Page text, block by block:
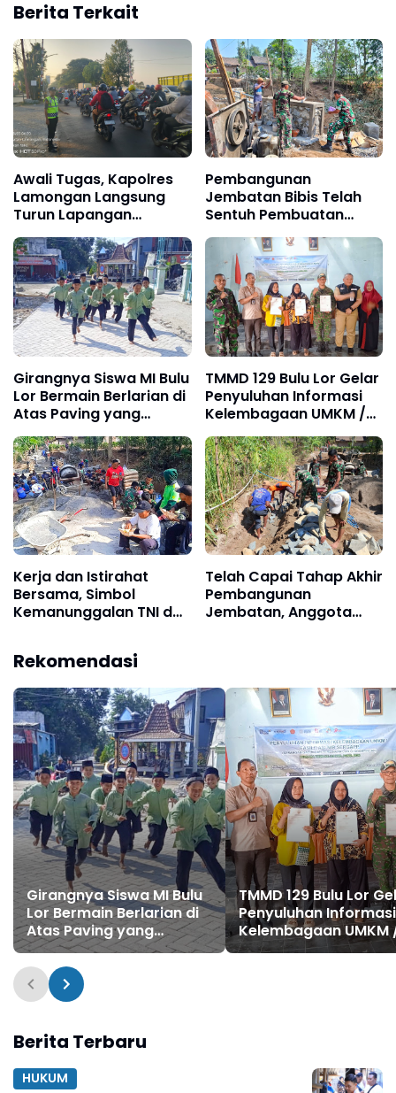
Berita Terkait
Awali Tugas, Kapolres
Lamongan Langsung
Turun Lapangan
Maksimalkan Pelayanan
Pagi kepada
Masyarakat
Pembangunan
Jembatan Bibis Telah
Sentuh Pembuatan
Loning Kanan Kiri
Girangnya Siswa MI Bulu
Lor Bermain Berlarian di
Atas Paving yang
Sementara Dibangun
TMMD 129
TMMD 129 Bulu Lor Gelar
Penyuluhan Informasi
Kelembagaan UMKM /
Fasilitas NIB SERGAPP
Kerja dan Istirahat
Bersama, Simbol
Kemanunggalan TNI dan
Telah Capai Tahap Akhir
Pembangunan
Jembatan, Anggota
Rekomendasi
Girangnya Siswa MI Bulu
Lor Bermain Berlarian di
Atas Paving yang
Sementara Dibangun
TMMD 129
TMMD 129 Bulu Lor
Penyuluhan Informasi
Kelembagaan UMKM
Fasilitas NIB SERGAPP
Berita Terbaru
HUKUM